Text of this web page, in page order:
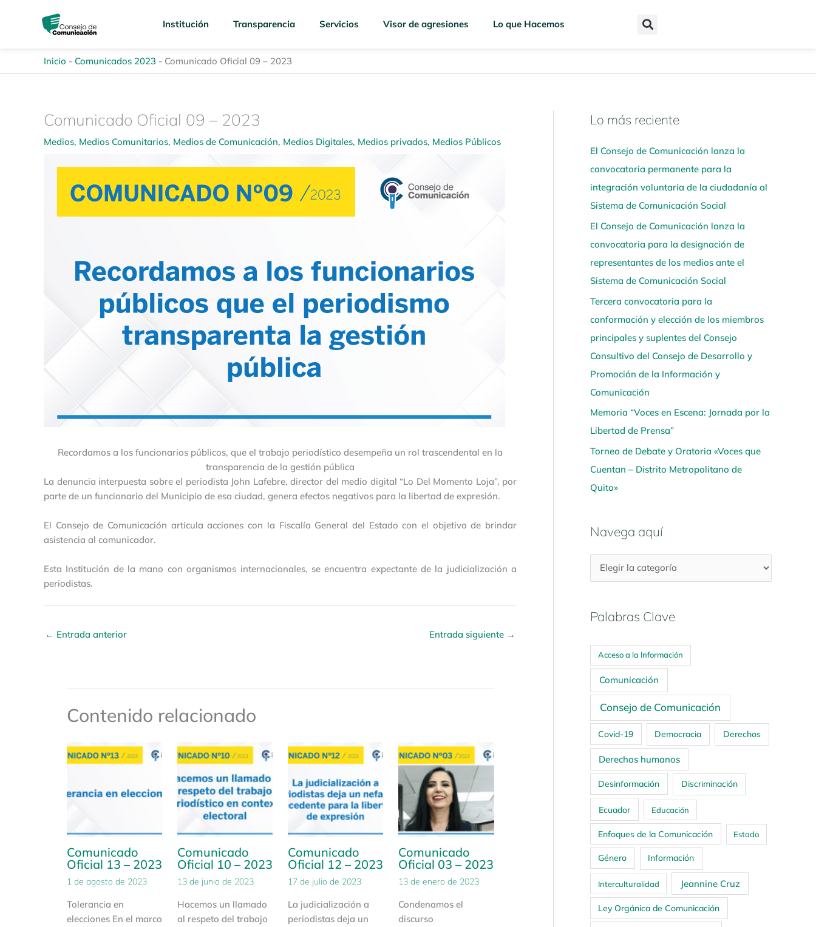
Institución Transparencia Servicios Visor de agresiones Lo que Hacemos
Inicio - Comunicados 2023 - Comunicado Oficial 09 – 2023
Comunicado Oficial 09 – 2023
Medios, Medios Comunitarios, Medios de Comunicación, Medios Digitales, Medios privados, Medios Públicos
Recordamos a los funcionarios públicos, que el trabajo periodístico desempeña un rol trascendental en la
transparencia de la gestión pública
La denuncia interpuesta sobre el periodista John Lafebre, director del medio digital “Lo Del Momento Loja”, por
parte de un funcionario del Municipio de esa ciudad, genera efectos negativos para la libertad de expresión.
El Consejo de Comunicación articula acciones con la Fiscalía General del Estado con el objetivo de brindar
asistencia al comunicador.
Esta Institución de la mano con organismos internacionales, se encuentra expectante de la judicialización a
periodistas.
← Entrada anterior Entrada siguiente →
Contenido relacionado
Comunicado
Oficial 13 – 2023
1 de agosto de 2023
Tolerancia en
elecciones En el marco
Comunicado
Oficial 10 – 2023
13 de junio de 2023
Hacemos un llamado
al respeto del trabajo
Comunicado
Oficial 12 – 2023
17 de julio de 2023
La judicialización a
periodistas deja un
Comunicado
Oficial 03 – 2023
13 de enero de 2023
Condenamos el
discurso
Lo más reciente
El Consejo de Comunicación lanza la
convocatoria permanente para la
integración voluntaria de la ciudadanía al
Sistema de Comunicación Social
El Consejo de Comunicación lanza la
convocatoria para la designación de
representantes de los medios ante el
Sistema de Comunicación Social
Tercera convocatoria para la
conformación y elección de los miembros
principales y suplentes del Consejo
Consultivo del Consejo de Desarrollo y
Promoción de la Información y
Comunicación
Memoria “Voces en Escena: Jornada por la
Libertad de Prensa”
Torneo de Debate y Oratoria «Voces que
Cuentan – Distrito Metropolitano de
Quito»
Navega aquí
N
v
e
g
a
a
q
u
í
Palabras Clave
Acceso a la Información
Comunicación
Consejo de Comunicación
Covid-19 Democracia Derechos
Derechos humanos
Desinformación Discriminación
Ecuador Educación
Enfoques de la Comunicación Estado
Género Información
Interculturalidad Jeannine Cruz
Ley Orgánica de Comunicación